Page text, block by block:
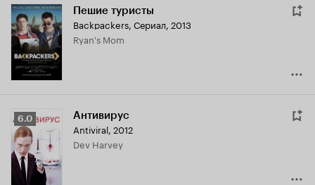
Пешие туристы
Backpackers, Сериал, 2013
Ryan's Mom
Рейтинг
Кинопоиска
6.0
6.0 Антивирус
Antiviral, 2012
Dev Harvey